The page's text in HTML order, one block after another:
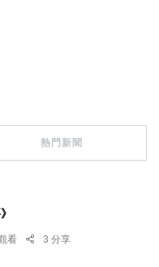
熱門新聞
看 3 分享